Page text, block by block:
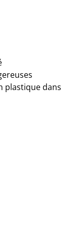
plastique dans